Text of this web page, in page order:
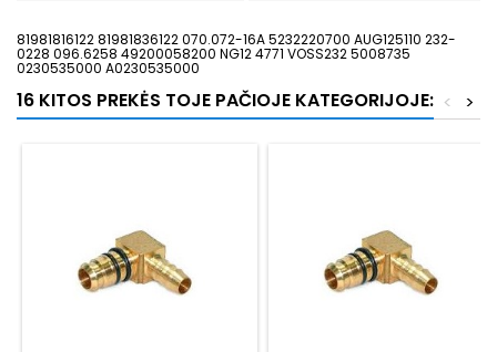
81981816122 81981836122 070.072-16A 5232220700 AUG125110 232-
0228 096.6258 49200058200 NG12 4771 VOSS232 5008735
0230535000 A0230535000
16 KITOS PREKĖS TOJE PAČIOJE KATEGORIJOJE: >
<